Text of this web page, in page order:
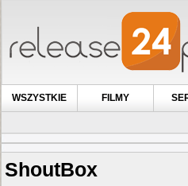
WSZYSTKIE FILMY
ShoutBox